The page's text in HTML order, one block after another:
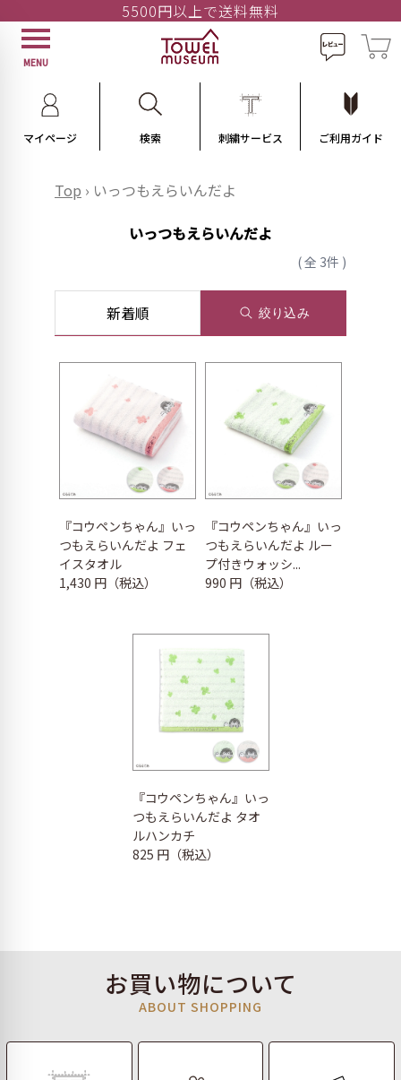
5500円以上で送料無料
MENU
マイページ 検索 刺繍サービス ご利用ガイド
Top › いっつもえらいんだよ
いっつもえらいんだよ
( 全 3件 )
新着順 絞り込み
『コウペンちゃん』いっ
つもえらいんだよ フェ
イスタオル
1,430 円（税込）
『コウペンちゃん』いっ
つもえらいんだよ ルー
プ付きウォッシ...
990 円（税込）
『コウペンちゃん』いっ
つもえらいんだよ タオ
ルハンカチ
825 円（税込）
お買い物について
ABOUT SHOPPING